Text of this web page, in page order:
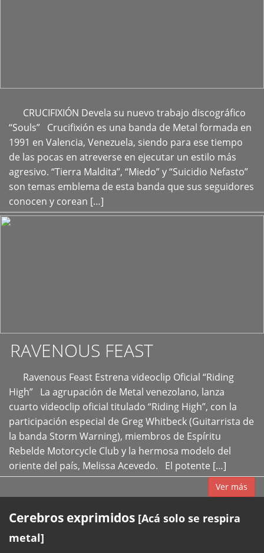
CRUCIFIXIÓN Devela su nuevo trabajo discográfico
“Souls” Crucifixión es una banda de Metal formada en
1991 en Valencia, Venezuela, siendo para ese tiempo
de las pocas en atreverse en ejecutar un estilo más
agresivo. “Tierra Maldita”, “Miedo” y “Suicidio Nefasto”
son temas emblema de esta banda que sus seguidores
conocen y corean […]
+
RAVENOUS FEAST
Ravenous Feast Estrena videoclip Oficial “Riding
High” La agrupación de Metal venezolano, lanza
cuarto videoclip oficial titulado “Riding High”, con la
participación especial de Greg Whitbeck (Guitarrista de
la banda Storm Warning), miembros de Espíritu
Rebelde Motorcycle Club y la hermosa modelo del
oriente del país, Melissa Acevedo. El potente […]
Ver más
Cerebros exprimidos [Acá solo se respira
metal]